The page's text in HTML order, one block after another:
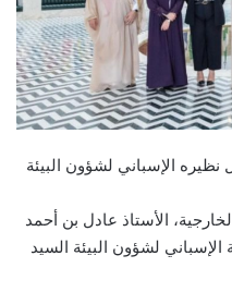
نظيره الإسباني لشؤون البيئة
الأستاذ عادل بن أحمد
الإسباني لشؤون البيئة السيد